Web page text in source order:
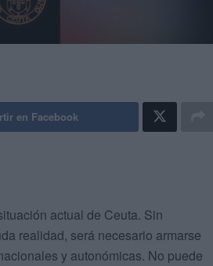
en Facebook
actual de Ceuta. Sin
realidad, será necesario armarse
y autonómicas. No puede